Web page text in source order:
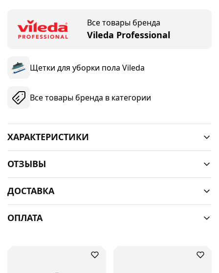
Все товары бренда
Vileda Professional
Щетки для уборки пола Vileda
Все товары бренда в категории
ХАРАКТЕРИСТИКИ
ОТЗЫВЫ
ДОСТАВКА
ОПЛАТА